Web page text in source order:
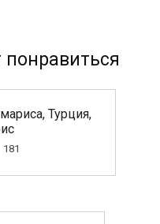
Турция,
181